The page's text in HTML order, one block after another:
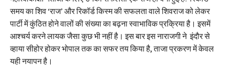
समय का शिव ‘राज’ और रिकॉर्ड किस्म की सफलता वाले शिवराज को लेकर
पार्टी में कुंठित होने वालों की संख्या का बढ़ना स्वाभाविक प्रक्रिया है। इसमें
आश्चर्य करने लायक जैसा कुछ भी नहीं है। इस बार इस नाराजगी ने इंदौर से
व्हाया सीहोर होकर भोपाल तक का सफर तय किया है, ताजा प्रकरण में केवल
यही नयापन है।